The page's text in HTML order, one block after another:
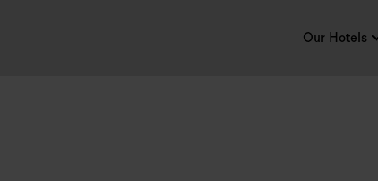
Our Hotels